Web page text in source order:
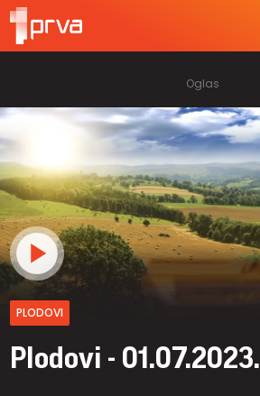
PLODOVI
Plodovi - 01.07.2023.